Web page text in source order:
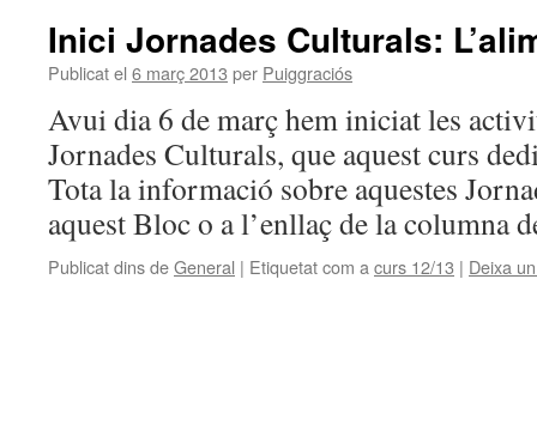
Inici Jornades Culturals:
Publicat el 6 març 2013 per Puiggraciós
Avui dia 6 de març hem iniciat les
Jornades Culturals, que aquest curs
Tota la informació sobre aquestes
aquest Bloc o a l’enllaç de la columna
Publicat dins deGeneral | Etiquetat com a curs 12/13 | Deixa